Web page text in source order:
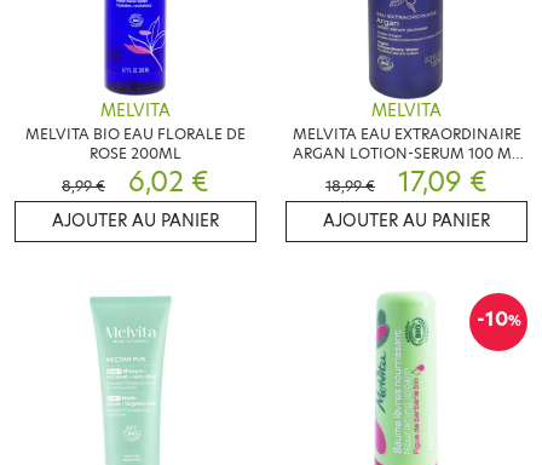
MELVITA
MELVITA BIO EAU FLORALE DE
ROSE 200ML
8,99 €
6,02 €
AJOUTER AU PANIER
MELVITA
MELVITA EAU EXTRAORDINAIRE
ARGAN LOTION-SERUM 100 ML
BIO
18,99 € 17,09 €
AJOUTER AU PANIER
-10%